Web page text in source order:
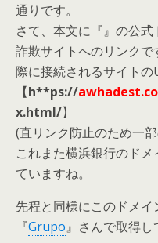
通りです。
さて、本文に『』の公
詐欺サイトへのリンク
際に接続されるサイトの
【h**ps://
x.html/】
(直リンク防止のため一
これまた横浜銀行のド
ていますね。
先程と同様にこのドメ
『Grupo』さんで取得し